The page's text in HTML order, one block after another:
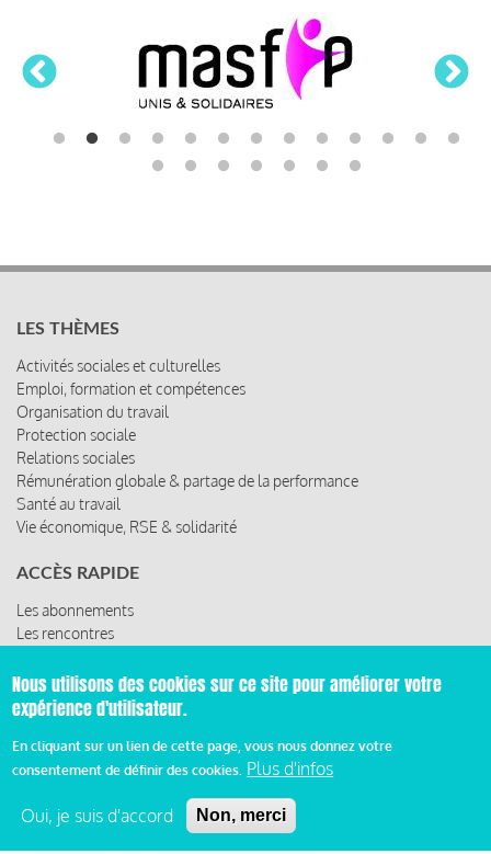
LES THÈMES
Activités sociales et culturelles
Emploi, formation et compétences
Organisation du travail
Protection sociale
Relations sociales
Rémunération globale & partage de la performance
Santé au travail
Vie économique, RSE & solidarité
ACCÈS RAPIDE
Les abonnements
Les rencontres
© 2019 Miroir Social - Réalisé parCafffeine
Pied
Mentions légales et condition générale d’utilisation et
d’abonnement
Nous utilisons des cookies sur ce site pour améliorer votre
expérience d'utilisateur.
En cliquant sur un lien de cette page, vous nous donnez votre
consentement de définir des cookies. Plus d'infos
Oui, je suis d'accord Non, merci